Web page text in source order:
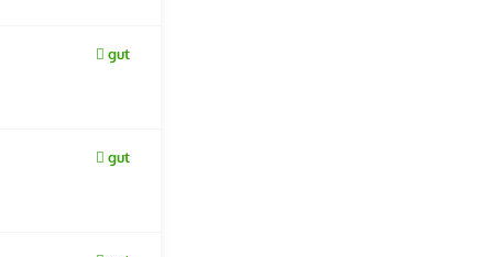
gut
gut